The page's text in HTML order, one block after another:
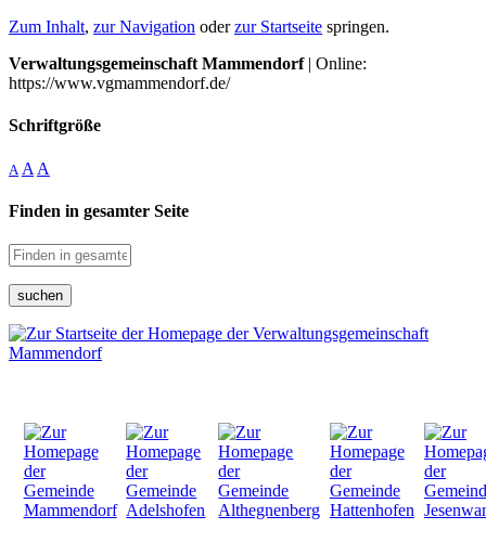
Zum Inhalt, zur Navigation oderzur Startseite springen.
Verwaltungsgemeinschaft Mammendorf| Online:
https://www.vgmammendorf.de/
Schriftgröße
A A A
Finden in gesamter Seite
suchen